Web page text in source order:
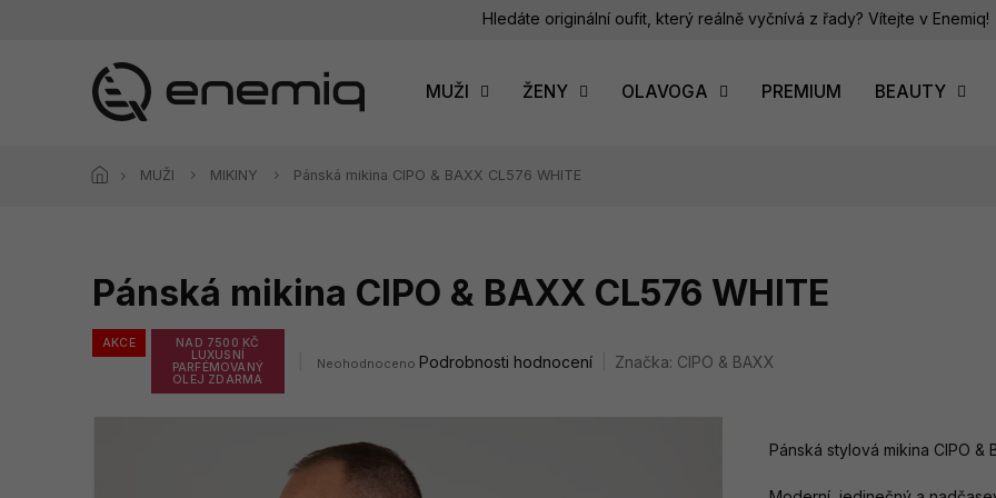
Hledáte originální oufit, který reálně vyčnívá z řady? Vítejte v Enemiq!
MUŽI ŽENY OLAVOGA PREMIUM BEAUTY
MUŽI MIKINY Pánská mikina CIPO & BAXX CL576 WHITE
Pánská mikina CIPO & BAXX CL576 WHITE
AKCE
NAD 7500 KČ
LUXUSNÍ
PARFÉMOVANÝ
OLEJ ZDARMA
Průměrné
0,0
z
Neohodnoceno Podrobnosti hodnocení Značka: CIPO & BAXX
Pánská stylová mikina CIPO &